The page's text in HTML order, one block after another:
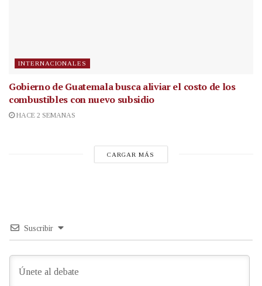
INTERNACIONALES
Gobierno de Guatemala busca aliviar el costo de los
combustibles con nuevo subsidio
HACE 2 SEMANAS
CARGAR MÁS
Suscribir